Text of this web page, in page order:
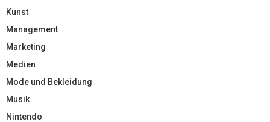
Kunst
Management
Marketing
Medien
Mode und Bekleidung
Musik
Nintendo